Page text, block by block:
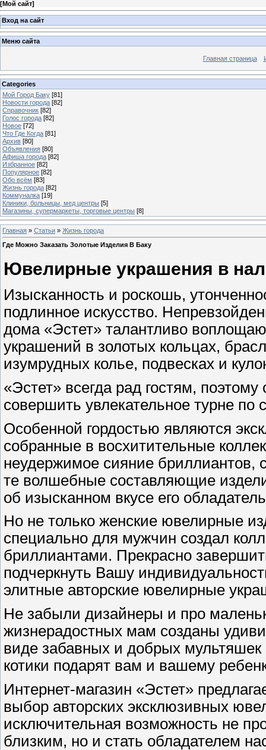
[Мой сайт]
Вход на сайт
Меню сайта
Главная страница
Categories
Мой Город Баку [81]
Новости города [82]
Справочник [82]
Голос города [82]
Новое [72]
Что Где Когда [81]
Архив [80]
Объявления [80]
Афиша города [82]
Избранное [82]
Популярное [82]
Обо всём [83]
Жизнь города [82]
Коммуналка [19]
Клиники, больницы, мед центры [5]
Магазины, супермаркеты, торговые центры [8]
Главная » Статьи » Жизнь города
Где Можно Заказать Золотые Изделия В Баку
Ювелирные украшения в
Изысканность и роскошь,
подлинное искусство.
дома «Эстет» талантливо
украшений в золотых кольцах,
изумрудных колье, подвесках и
«Эстет» всегда рад гостям,
совершить увлекательное турне по
Особенной гордостью являются
собранные в восхитительные
неудержимое сияние
те волшебные составляющие
об изысканном вкусе его
Но не только женские ювелирные
специально для мужчин создал
бриллиантами. Прекрасно
подчеркнуть Вашу
элитные авторские ювелирные
Не забыли дизайнеры и про
жизнерадостных мам созданы
виде забавных и добрых
котики подарят вам и вашему
Интернет-магазин «Эстет»
выбор авторских эксклюзивных
исключительная возможность не
близким, но и стать обладателем